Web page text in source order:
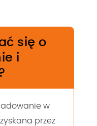
się o
i
w
przez